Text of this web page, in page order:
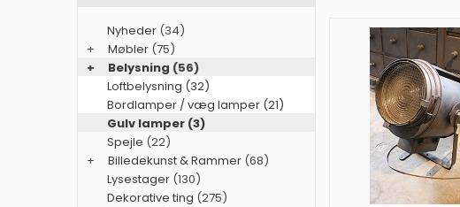
Nyheder (34)
+
Møbler (75)
+
Belysning (56)
Loftbelysning (32)
Bordlamper / væg lamper (21)
Gulv lamper (3)
Spejle (22)
+
Billedekunst & Rammer (68)
Lysestager (130)
Dekorative ting (275)